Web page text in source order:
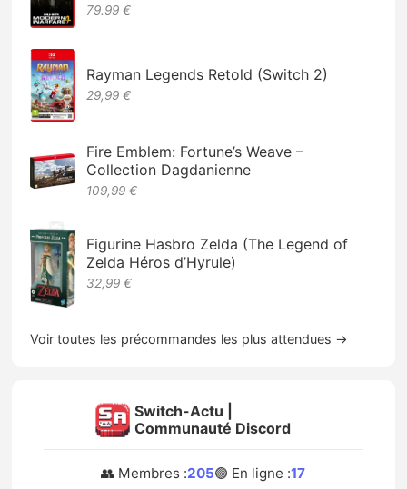
79.99 €
Rayman Legends Retold (Switch 2)
29,99 €
Fire Emblem: Fortune’s Weave –
Collection Dagdanienne
109,99 €
Figurine Hasbro Zelda (The Legend of
Zelda Héros d’Hyrule)
32,99 €
Voir toutes les précommandes les plus attendues →
Switch-Actu |
Communauté Discord
👥 Membres :205🟢 En ligne :17